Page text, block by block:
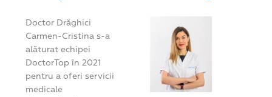
Doctor Drăghici
Carmen-Cristina s-a
alăturat echipei
DoctorTop în 2021
pentru a oferi servicii
medicale